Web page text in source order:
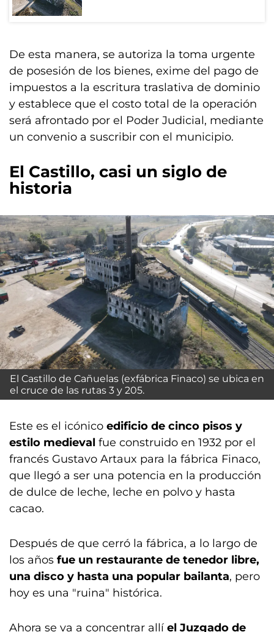
De esta manera, se autoriza la toma urgente
de posesión de los bienes, exime del pago de
impuestos a la escritura traslativa de dominio
y establece que el costo total de la operación
será afrontado por el Poder Judicial, mediante
un convenio a suscribir con el municipio.
El Castillo, casi un siglo de
historia
El Castillo de Cañuelas (exfábrica Finaco) se ubica en
el cruce de las rutas 3 y 205.
Este es el icónico edificio de cinco pisos y
estilo medieval fue construido en 1932 por el
francés Gustavo Artaux para la fábrica Finaco,
que llegó a ser una potencia en la producción
de dulce de leche, leche en polvo y hasta
cacao.
Después de que cerró la fábrica, a lo largo de
los años fue un restaurante de tenedor libre,
una disco y hasta una popular bailanta, pero
hoy es una "ruina" histórica.
Ahora se va a concentrar allí el Juzgado de